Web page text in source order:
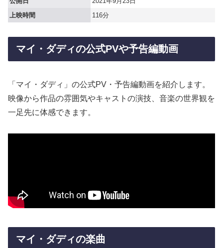
上映時間
116分
マイ・ダディの公式PVや予告編動画
「マイ・ダディ」の公式PV・予告編動画を紹介します。
映像から作品の雰囲気やキャストの演技、音楽の世界観を
一足先に体感できます。
マイ・ダディの楽曲